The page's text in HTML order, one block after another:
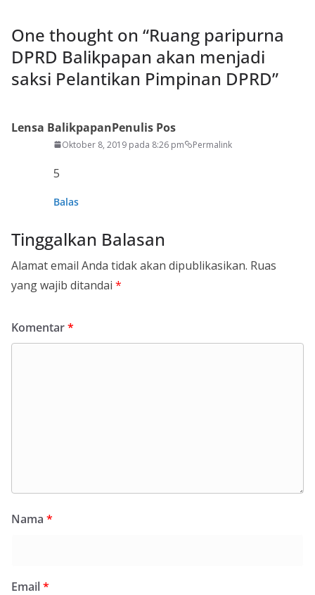
One thought on “Ruang paripurna
DPRD Balikpapan akan menjadi
saksi Pelantikan Pimpinan DPRD”
Lensa BalikpapanPenulis Pos
Oktober 8, 2019 pada 8:26 pm Permalink
5
Balas
Tinggalkan Balasan
Alamat email Anda tidak akan dipublikasikan. Ruas
yang wajib ditandai *
Komentar*
Nama *
Email*